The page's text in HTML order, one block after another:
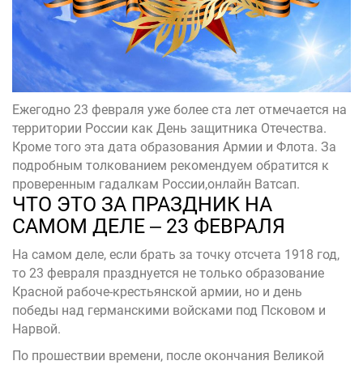
Ежегодно 23 февраля уже более ста лет отмечается на
территории России как День защитника Отечества.
Кроме того эта дата образования Армии и Флота. За
подробным толкованием рекомендуем обратится к
проверенным гадалкам России,онлайн Ватсап.
ЧТО ЭТО ЗА ПРАЗДНИК НА
САМОМ ДЕЛЕ ‒ 23 ФЕВРАЛЯ
На самом деле, если брать за точку отсчета 1918 год,
то 23 февраля празднуется не только образование
Красной рабоче-крестьянской армии, но и день
победы над германскими войсками под Псковом и
Нарвой.
По прошествии времени, после окончания Великой